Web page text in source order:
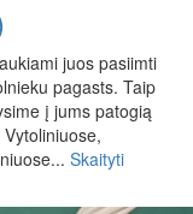
juos pasiimti
pagasts. Taip
į jums patogią
Skaityti